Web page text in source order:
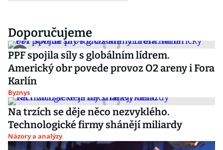
Doporučujeme
PPF spojila síly s globálním lídrem.
Americký obr povede provoz O2 areny i Fora
Karlín
Byznys
Na trzích se děje něco nezvyklého.
Technologické firmy shánějí miliardy
Názory a analýzy